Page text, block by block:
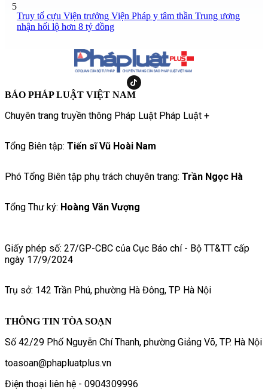
5
Truy tố cựu Viện trưởng Viện Pháp y tâm thần Trung ương
nhận hối lộ hơn 8 tỷ đồng
BÁO PHÁP LUẬT VIỆT NAM
Chuyên trang truyền thông Pháp Luật Pháp Luật +
Tổng Biên tập: Tiến sĩ Vũ Hoài Nam
Phó Tổng Biên tập phụ trách chuyên trang: Trần Ngọc Hà
Tổng Thư ký: Hoàng Văn Vượng
Giấy phép số: 27/GP-CBC của Cục Báo chí - Bộ TT&TT cấp
ngày 17/9/2024
Trụ sở: 142 Trần Phú, phường Hà Đông, TP Hà Nội
THÔNG TIN TÒA SOẠN
Số 42/29 Phố Nguyễn Chí Thanh, phường Giảng Võ, TP. Hà Nội
toasoan@phapluatplus.vn
Điện thoại liên hệ - 0904309996